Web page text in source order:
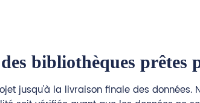
bibliothèques prêtes
jusqu'à la livraison finale des